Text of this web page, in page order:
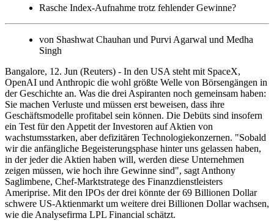
Rasche Index-Aufnahme trotz fehlender Gewinne?
von Shashwat Chauhan und Purvi Agarwal und Medha
Singh
Bangalore, 12. Jun (Reuters) - In den USA steht mit SpaceX,
OpenAI und Anthropic die wohl größte Welle von Börsengängen in
der Geschichte an. Was die drei Aspiranten noch gemeinsam haben:
Sie machen Verluste und müssen erst beweisen, dass ihre
Geschäftsmodelle profitabel sein können. Die Debüts sind insofern
ein Test für den Appetit der Investoren auf Aktien von
wachstumsstarken, aber defizitären Technologiekonzernen. "Sobald
wir die anfängliche Begeisterungsphase hinter uns gelassen haben,
in der jeder die Aktien haben will, werden diese Unternehmen
zeigen müssen, wie hoch ihre Gewinne sind", sagt Anthony
Saglimbene, Chef-Marktstratege des Finanzdienstleisters
Ameriprise. Mit den IPOs der drei könnte der 69 Billionen Dollar
schwere US-Aktienmarkt um weitere drei Billionen Dollar wachsen,
wie die Analysefirma LPL Financial schätzt.